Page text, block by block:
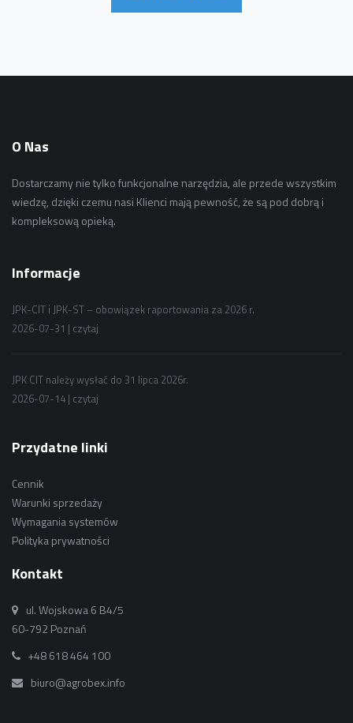
O Nas
Dostarczamy nie tylko funkcjonalne narzędzia, ale przede wszystkim
wiedzę, dzięki czemu nasi Klienci mają pewność, że są pod dobrą i
kompleksową opieką.
Informacje
JPK-CIT i JPK-ST – obowiązek raportowania za 2026 r.
2026-07-31 | czytaj
JPK CIT należy wysłać do 31 lipca 2026r.
2026-07-14 | czytaj
Przydatne linki
Cennik
Warunki sprzedaży
Wymagania systemów
Polityka prywatności
Kontakt
ul. Wojskowa 6 B4/5
60-792 Poznań
+48 618 464 100
biuro@agrobex.info